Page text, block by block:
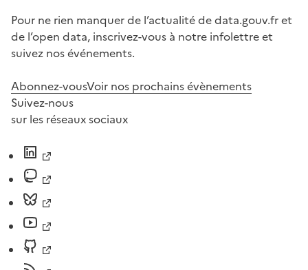
Pour ne rien manquer de l’actualité de data.gouv.fr et
de l’open data, inscrivez-vous à notre infolettre et
suivez nos événements.
Abonnez-vousVoir nos prochains évènements
Suivez-nous
sur les réseaux sociaux